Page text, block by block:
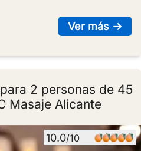
Ver más →
2 personas de 45
Masaje Alicante
10.0/10